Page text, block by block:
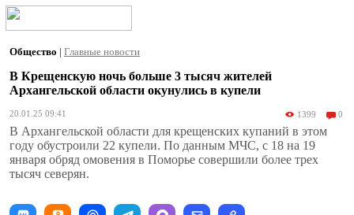
Общество | Главные новости
В Крещенскую ночь больше 3 тысяч жителей
Архангельской области окунулись в купели
20.01.25 09:41 1399 0
В Архангельской области для крещенских купаний в этом
году обустроили 22 купели. По данным МЧС, с 18 на 19
января обряд омовения в Поморье совершили более трех
тысяч северян.